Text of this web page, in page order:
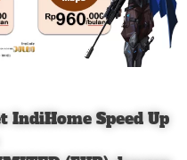
IndiHome Speed Up